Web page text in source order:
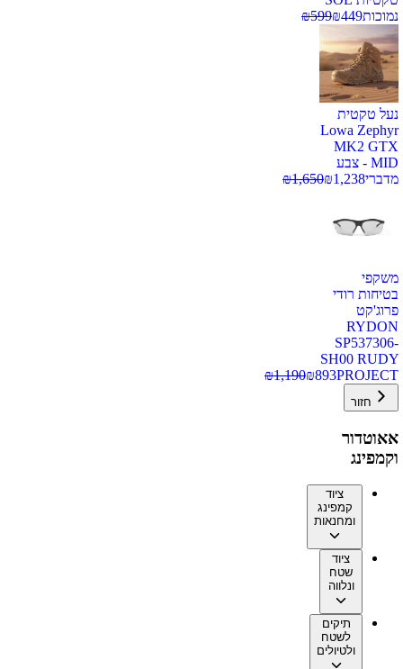
נמוכות
₪449
₪599
נעל טקטית
Lowa Zephyr
MK2 GTX
MID - צבע
מדברי
₪1,238
₪1,650
משקפי
בטיחות רודי
פרוג'קט
RYDON
SP537306-
SH00 RUDY
PROJECT
₪893
₪1,190
חזור
אאוטדור
וקמפינג
ציוד
קמפינג
ומחנאות
ציוד
שטח
ונלווה
תיקים
לשטח
ולטיולים